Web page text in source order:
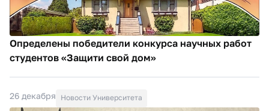
Определены победители конкурса научных работ
студентов «Защити свой дом»
26 декабря Новости Университета